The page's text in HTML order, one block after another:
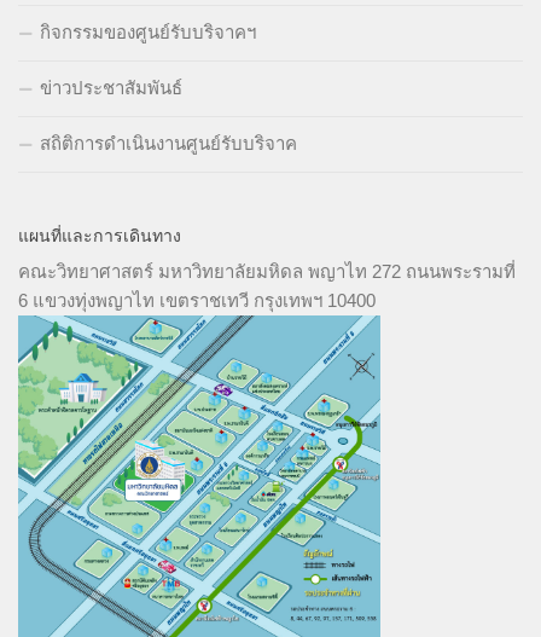
กิจกรรมของศูนย์รับบริจาคฯ
ข่าวประชาสัมพันธ์
สถิติการดำเนินงานศูนย์รับบริจาค
แผนที่และการเดินทาง
คณะวิทยาศาสตร์ มหาวิทยาลัยมหิดล พญาไท 272 ถนนพระรามที่
6 แขวงทุ่งพญาไท เขตราชเทวี กรุงเทพฯ 10400